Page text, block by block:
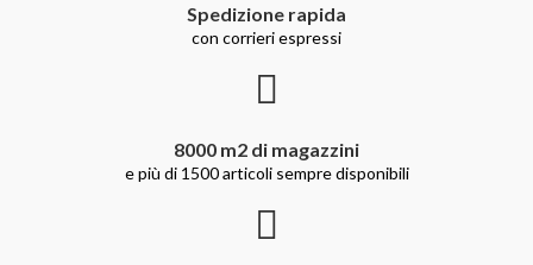
Spedizione rapida
con corrieri espressi
8000 m2 di magazzini
e più di 1500 articoli sempre disponibili